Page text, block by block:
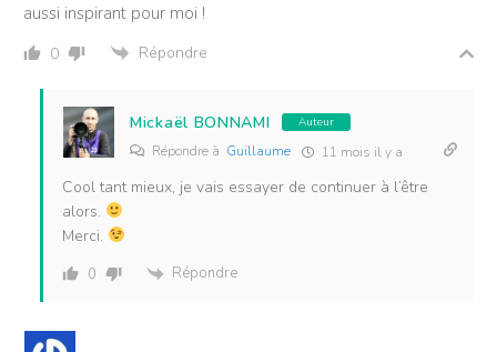
aussi inspirant pour moi !
0 Répondre
Mickaël BONNAMI Auteur
Répondre à Guillaume 11 mois il y a
Cool tant mieux, je vais essayer de continuer à l’être
alors.
Merci.
0 Répondre